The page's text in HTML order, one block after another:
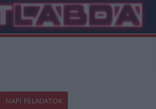
NAPI FELADATOK